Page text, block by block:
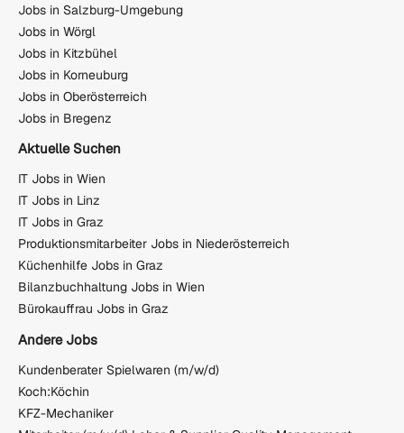
Jobs in Salzburg-Umgebung
Jobs in Wörgl
Jobs in Kitzbühel
Jobs in Korneuburg
Jobs in Oberösterreich
Jobs in Bregenz
Aktuelle Suchen
IT Jobs in Wien
IT Jobs in Linz
IT Jobs in Graz
Produktionsmitarbeiter Jobs in Niederösterreich
Küchenhilfe Jobs in Graz
Bilanzbuchhaltung Jobs in Wien
Bürokauffrau Jobs in Graz
Andere Jobs
Kundenberater Spielwaren (m/w/d)
Koch:Köchin
KFZ-Mechaniker